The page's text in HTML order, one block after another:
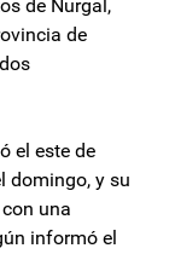
de Nurgal,
de
el este de
domingo, y su
una
informó el